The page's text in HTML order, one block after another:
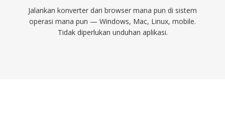
Jalankan konverter dari browser mana pun di sistem
operasi mana pun — Windows, Mac, Linux, mobile.
Tidak diperlukan unduhan aplikasi.